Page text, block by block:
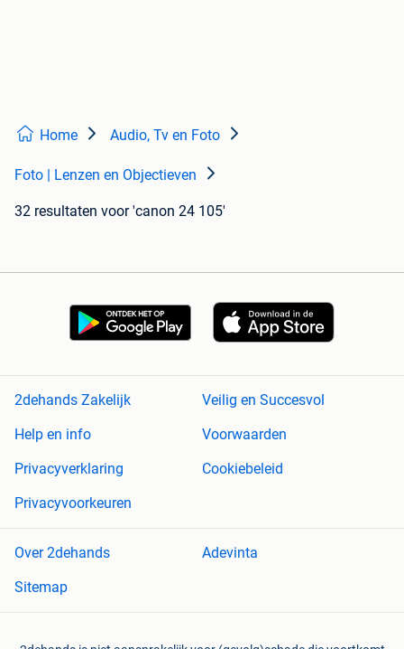
Home Audio, Tv en Foto
Foto | Lenzen en Objectieven
32 resultaten voor 'canon 24 105'
2dehands Zakelijk
Veilig en Succesvol
Help en info
Voorwaarden
Privacyverklaring
Cookiebeleid
Privacyvoorkeuren
Over 2dehands
Adevinta
Sitemap